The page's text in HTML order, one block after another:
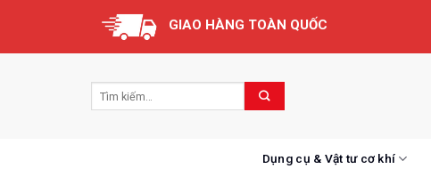
content
GIAO HÀNG TOÀN QUỐC
Dụng cụ & Vật tư cơ khí